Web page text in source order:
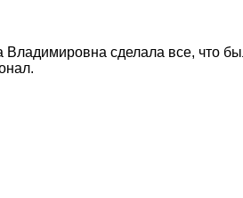
сделала все, что